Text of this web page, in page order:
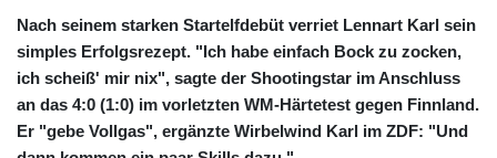
Nach seinem starken Startelfdebüt verriet Lennart Karl sein
simples Erfolgsrezept. "Ich habe einfach Bock zu zocken,
ich scheiß' mir nix", sagte der Shootingstar im Anschluss
an das 4:0 (1:0) im vorletzten WM-Härtetest gegen Finnland.
Er "gebe Vollgas", ergänzte Wirbelwind Karl im ZDF: "Und